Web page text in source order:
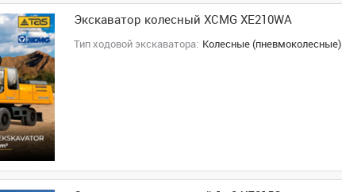
Экскаватор колесный XCMG XE210WA
Тип ходовой экскаватора: Колесные (пневмоколесные)